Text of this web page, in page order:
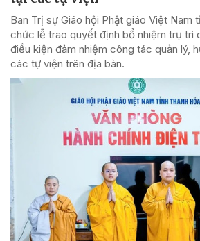
Ban Trị sự Giáo hội Phật giáo Việt Nam
chức lễ trao quyết định bổ nhiệm trụ trì
điều kiện đảm nhiệm công tác quản lý,
các tự viện trên địa bàn.